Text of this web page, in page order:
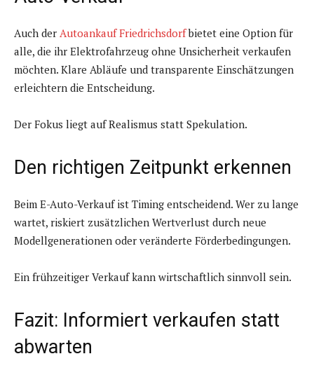
Auch der Autoankauf Friedrichsdorfbietet eine Option für
alle, die ihr Elektrofahrzeug ohne Unsicherheit verkaufen
möchten. Klare Abläufe und transparente Einschätzungen
erleichtern die Entscheidung.
Der Fokus liegt auf Realismus statt Spekulation.
Den richtigen Zeitpunkt erkennen
Beim E-Auto-Verkauf ist Timing entscheidend. Wer zu lange
wartet, riskiert zusätzlichen Wertverlust durch neue
Modellgenerationen oder veränderte Förderbedingungen.
Ein frühzeitiger Verkauf kann wirtschaftlich sinnvoll sein.
Fazit: Informiert verkaufen statt
abwarten